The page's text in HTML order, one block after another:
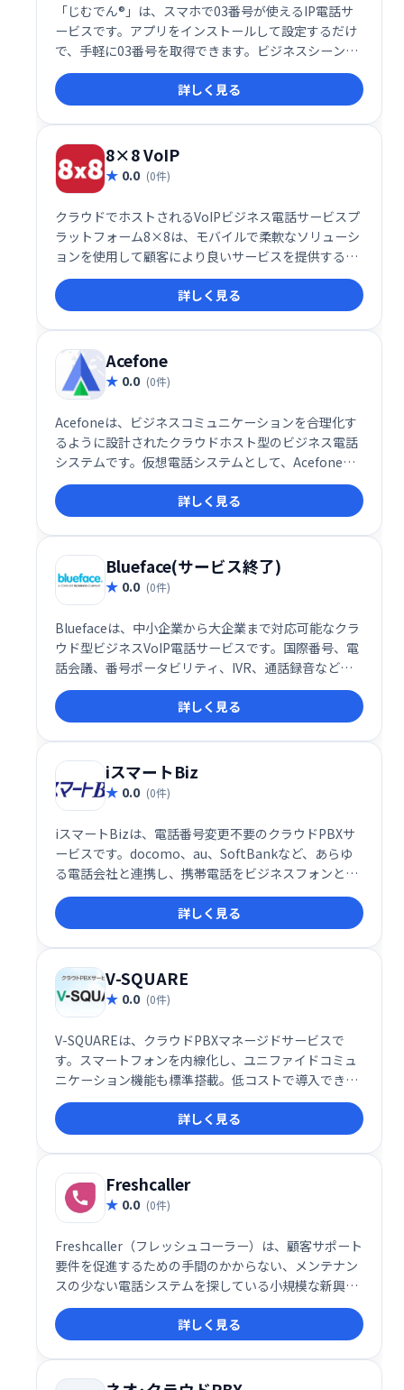
「じむでん®」は、スマホで03番号が使えるIP電話サ
ービスです。アプリをインストールして設定するだけ
で、手軽に03番号を取得できます。ビジネスシーンで
もプライベートでも、固定電話のように使える便利な
サービスです。
詳しく見る
8×8 VoIP
0.0 (0件)
クラウドでホストされるVoIPビジネス電話サービスプ
ラットフォーム8×8は、モバイルで柔軟なソリューシ
ョンを使用して顧客により良いサービスを提供するの
に役立ち、いつでもどこでもビジネスを行うことがで
きます。
詳しく見る
Acefone
0.0 (0件)
Acefoneは、ビジネスコミュニケーションを合理化す
るように設計されたクラウドホスト型のビジネス電話
システムです。仮想電話システムとして、Acefone
は、より効率的な顧客サービスとより簡単なチームコ
ラボレーションのための多用途の電話システムを持つ
ことから企業が利益を得るのを助けることができま
す。
詳しく見る
Blueface(サービス終了)
0.0 (0件)
Bluefaceは、中小企業から大企業まで対応可能なクラ
ウド型ビジネスVoIP電話サービスです。国際番号、電
話会議、番号ポータビリティ、IVR、通話録音など、
豊富な機能を提供。通話内容の保存によるトレーニン
グやコンプライアンスにも貢献します。コスト効率に
優れた、ビジネスコミュニケーションを最適化するソ
リューションです。
詳しく見る
iスマートBiz
0.0 (0件)
iスマートBizは、電話番号変更不要のクラウドPBXサ
ービスです。docomo、au、SoftBankなど、あらゆ
る電話会社と連携し、携帯電話をビジネスフォンとし
て利用可能。柔軟なシステムで、ビジネスニーズに合
わせた通信環境を実現します。
詳しく見る
V-SQUARE
0.0 (0件)
V-SQUAREは、クラウドPBXマネージドサービスで
す。スマートフォンを内線化し、ユニファイドコミュ
ニケーション機能も標準搭載。低コストで導入でき、
スムーズなコミュニケーションを実現し、お客様のワ
ークスタイルを革新的に変えます。
詳しく見る
Freshcaller
0.0 (0件)
Freshcaller（フレッシュコーラー）は、顧客サポート
要件を促進するための手間のかからない、メンテナン
スの少ない電話システムを探している小規模な新興企
業や中規模企業向けに構築されたコールセンターソフ
トウェアです。
詳しく見る